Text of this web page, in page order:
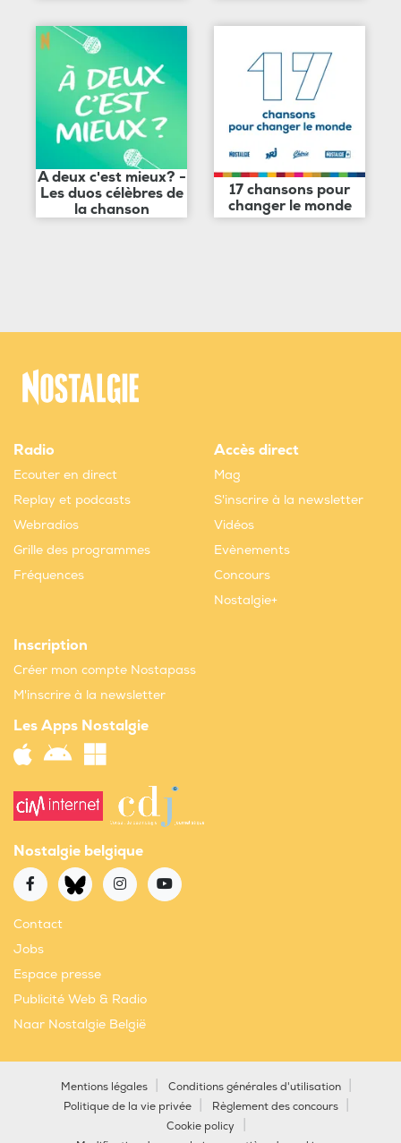
A deux c'est mieux? -
Les duos célèbres de
la chanson
17 chansons pour
changer le monde
Radio
Ecouter en direct
Replay et podcasts
Webradios
Grille des programmes
Fréquences
Accès direct
Mag
S'inscrire à la newsletter
Vidéos
Evènements
Concours
Nostalgie+
Inscription
Créer mon compte Nostapass
M'inscrire à la newsletter
Les Apps Nostalgie
Nostalgie belgique
Contact
Jobs
Espace presse
Publicité Web & Radio
Naar Nostalgie België
Mentions légales
Conditions générales d'utilisation
Politique de la vie privée
Règlement des concours
Cookie policy